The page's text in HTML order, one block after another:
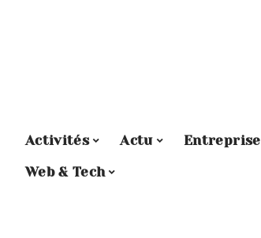
Activités Actu Entreprise
Web & Tech